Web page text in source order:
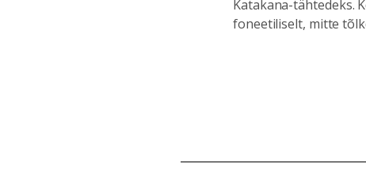
Katakana-tähtedeks.
foneetiliselt, mitte